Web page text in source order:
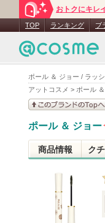
ポール ＆ ジョー / ラッ
アットコスメ > ポール
おトクにキレ
TOP ランキング ブ
ポール ＆ ジョー
商品情報 ク